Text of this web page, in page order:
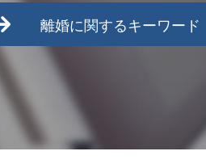
離婚に関するキーワード
離婚調停 聞かれること
離婚 種類
離婚調停 弁護士費用
養育費 公正証書
離婚調停 別居